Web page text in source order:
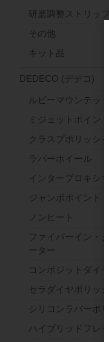
研磨調整ストリッ
その他
キット品
DEDECO (デデコ)
ルビーマウンテッ
ミジェットポイント
クラスプポリッシャ
ラバーホイール
インタープロキシ
ジャンボポイント
ノンヒート
ファイバーイン・
ーター
コンポジットダイヤ
セラダイヤポリッ
シリコンラバーポ
ハイブリッドフレッ